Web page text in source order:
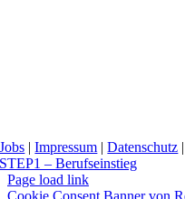
Jobs |Impressum |Datenschutz
STEP1 – Berufseinstieg
Page load link
Cookie Consent Banner von